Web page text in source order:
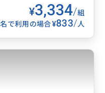
¥3,334/組
で利用の場合¥833/人